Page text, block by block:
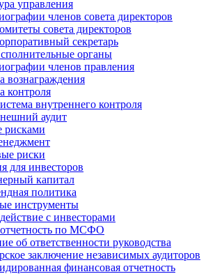
управления
членов совета директоров
совета директоров
секретарь
органы
членов правления
вознаграждения
контроля
внутреннего контроля
аудит
рисками
риски
для инвесторов
капитал
политика
инструменты
с инвеcторами
по МСФО
об ответственности руководства
заключение независимых аудиторов
финансовая отчетность